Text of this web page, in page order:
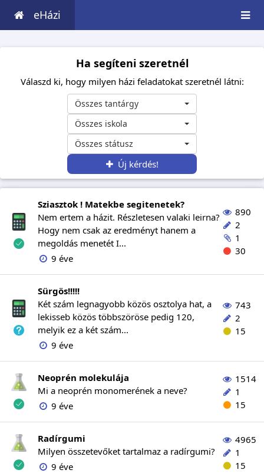
eHázi
Ha segíteni szeretnél
Válaszd ki, hogy milyen házi feladatokat szeretnél látni:
Összes tantárgy
Összes iskola
Összes státusz
Új kérdés!
Sziasztok ! Matekbe segitenetek?
Nem ertem a házit. Részletesen valaki leirna?
Hogy nem csak az eredményt hanem a
megoldás menetét I...
9 éve
890
2
1
30
Sürgös!!!!!
Két szám legnagyobb közös osztolya hat, a
lekisseb közös többszöröse pedig 120,
melyik ez a két szám...
9 éve
743
2
15
Neoprén molekulája
Mi a neoprén monomerének a neve?
9 éve
1514
1
15
Radírgumi
Milyen összetevőket tartalmaz a radírgumi?
9 éve
4965
1
15